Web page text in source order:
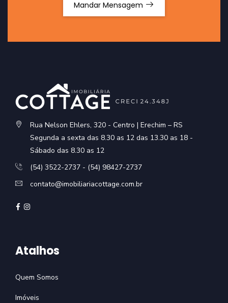
Mandar Mensagem
Rua Nelson Ehlers, 320 - Centro | Erechim – RS
Segunda a sexta das 8.30 as 12 das 13.30 as 18 -
Sábado das 8.30 as 12
(54) 3522-2737 - (54) 98427-2737
contato@imobiliariacottage.com.br
Atalhos
Quem Somos
Imóveis